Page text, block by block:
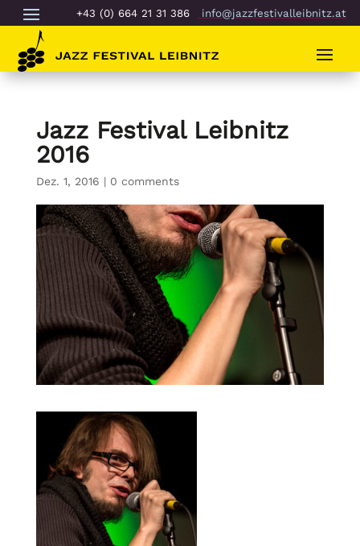
+43 (0) 664 21 31 386 info@jazzfestivalleibnitz.at
Jazz Festival Leibnitz
2016
Dez. 1, 2016 | 0 comments